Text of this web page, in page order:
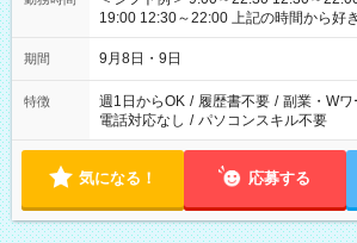
19:00 12:30～22:00 上記の時間から好きな時間を選べます！ ※
時間は変更となる可能性があります
期間 9月8日・9日
特徴 週1日からOK / 履歴書不要 / 副業・Wワ
電話対応なし / パソコンスキル不要
気になる！ 応募する